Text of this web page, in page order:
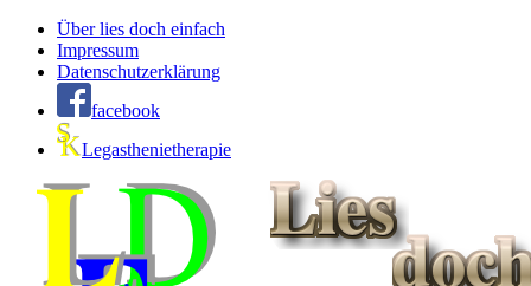
Über lies doch einfach
Impressum
Datenschutzerklärung
facebook
Legasthenietherapie